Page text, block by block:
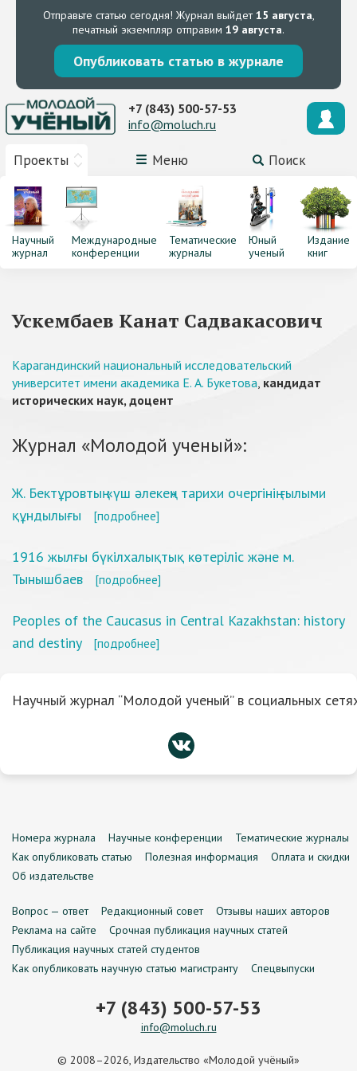
Отправьте статью сегодня! Журнал выйдет15 августа,
печатный экземпляр отправим 19 августа.
Опубликовать статью в журнале
Проекты Меню Поиск
+7 (843) 500-57-53
info@moluch.ru
Научный
журнал
Международные
конференции
Тематические
журналы
Юный
ученый
Издание
книг
Ускембаев Канат Садвакасович
Карагандинский национальный исследовательский
университет имени академика Е. А. Букетова, кандидат
исторических наук, доцент
Журнал «Молодой ученый»:
Ж. Бектұровтың «үш әлекең» тарихи очергінің ғылыми
құндылығы
[подробнее]
1916 жылғы бүкілхалықтық көтеріліс және м.
Тынышбаев
[подробнее]
Peoples of the Caucasus in Central Kazakhstan: history
and destiny
[подробнее]
Научный журнал “Молодой ученый” в социальных
Номера журнала Научные конференции
Тематические журналы
Как опубликовать статью
Полезная информация
Оплата и скидки
Об издательстве
Вопрос — ответ Редакционный совет
Отзывы наших авторов
Реклама на сайте
Срочная публикация научных статей
Публикация научных статей студентов
Как опубликовать научную статью магистранту
Спецвыпуски
+7 (843) 500-57-53
info@moluch.ru
© 2008–2026, Издательство «Молодой учёный»